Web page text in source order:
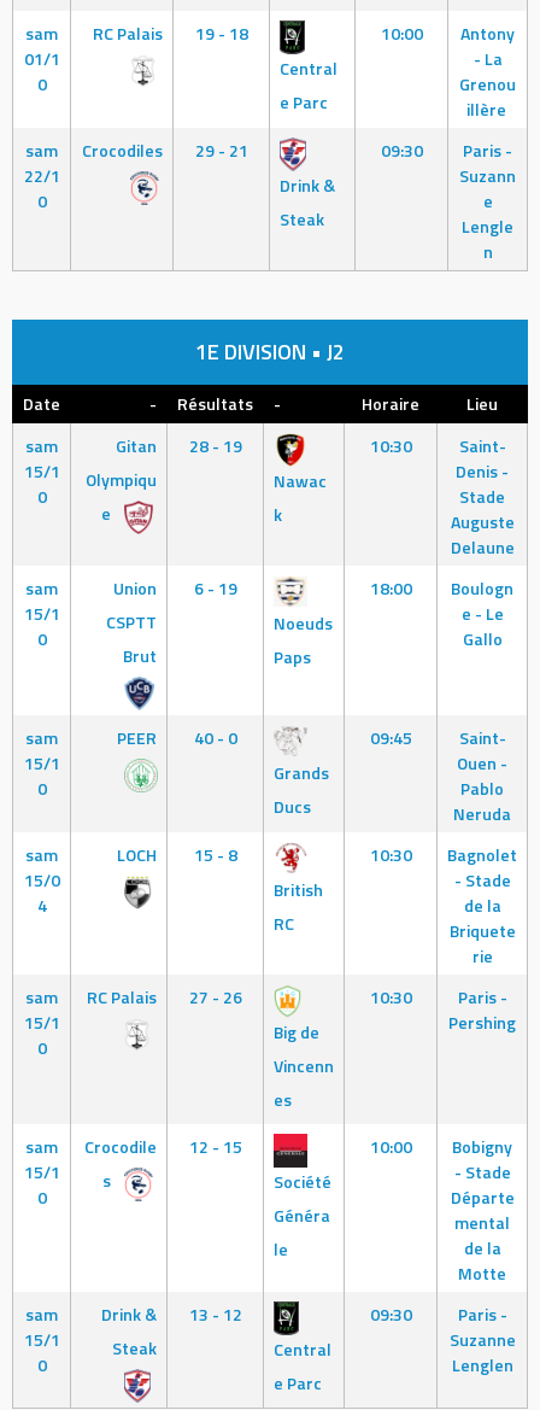
sam
01/1
0
RC Palais
19 - 18
Central
e Parc
10:00
Antony
- La
Grenou
illère
sam
22/1
0
Crocodiles
29 - 21
Drink &
Steak
09:30
Paris -
Suzann
e
Lengle
n
1E DIVISION • J2
Date - Résultats - Horaire
Lieu
sam
15/1
0
Gitan
Olympiqu
e
28 - 19
Nawac
k
10:30
Saint-
Denis -
Stade
Auguste
Delaune
sam
15/1
0
Union
CSPTT
Brut
6 - 19
Noeuds
Paps
18:00
Boulogn
e - Le
Gallo
sam
15/1
0
PEER
40 - 0
Grands
Ducs
09:45
Saint-
Ouen -
Pablo
Neruda
sam
15/0
4
LOCH
15 - 8
British
RC
10:30
Bagnolet
- Stade
de la
Briquete
rie
sam
15/1
0
RC Palais
27 - 26
Big de
Vincenn
es
10:30
Paris -
Pershing
sam
15/1
0
Crocodile
s
12 - 15
Société
Généra
le
10:00
Bobigny
- Stade
Départe
mental
de la
Motte
sam
15/1
0
Drink &
Steak
13 - 12
Central
e Parc
09:30
Paris -
Suzanne
Lenglen